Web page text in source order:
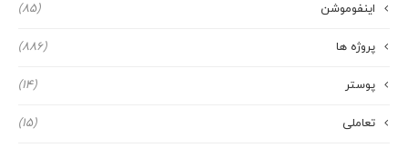
اینفوموشن (85)
پروژه ها (886)
پوستر (14)
تعاملی (15)